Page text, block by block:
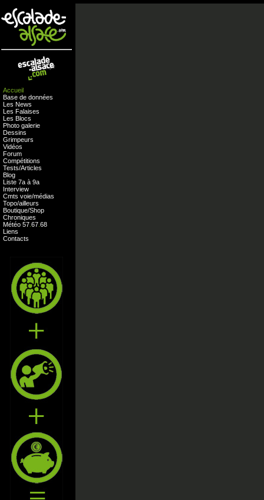
Accueil
Base de données
Les News
Les Falaises
Les Blocs
Photo galerie
Dessins
Grimpeurs
Vidéos
Forum
Compétitions
Tests/Articles
Blog
Liste 7a à 9a
Interview
Cmts voie/médias
Topo/ailleurs
Boutique/Shop
Chroniques
Météo 57 67 68
Liens
Contacts